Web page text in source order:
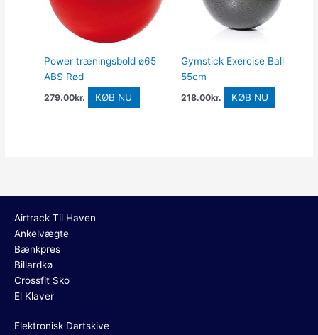
Power træningsbold ø65
ABS Rød
279.00kr. KØB NU
Gymstick Exercise Ball
55cm
218.00kr. KØB NU
Airtrack Til Haven
Ankelvægte
Bænkpres
Billardkø
Crossfit Sko
El Klaver
Elektronisk Dartskive